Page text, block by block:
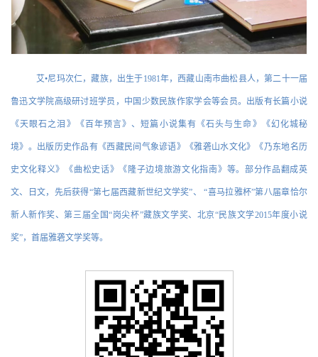
艾•尼玛次仁，藏族，出生于1981年，西藏山南市曲松县人，第二十一届
鲁迅文学院高级研讨班学员，中国少数民族作家学会等会员。出版有长篇小说
《天眼石之泪》《百年预言》、短篇小说集有《石头与生命》《幻化城秘
境》。出版历史作品有《西藏民间气象谚语》《雅砻山水文化》《乃东地名历
史文化释义》《曲松史话》《隆子边境旅游文化指南》等。 部分作品翻成英
文、日文，先后获得“第七届西藏新世纪文学奖”、 “喜马拉雅杯”第八届章恰尔
新人新作奖、第三届全国“岗尖杯”藏族文学奖、北京“民族文学2015年度小说
奖”，首届雅砻文学奖等。